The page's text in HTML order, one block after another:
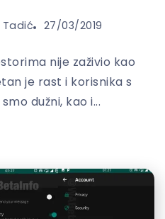
Tadić 27/03/2019
nije zaživio kao
je rast i korisnika s
dužni, kao i...